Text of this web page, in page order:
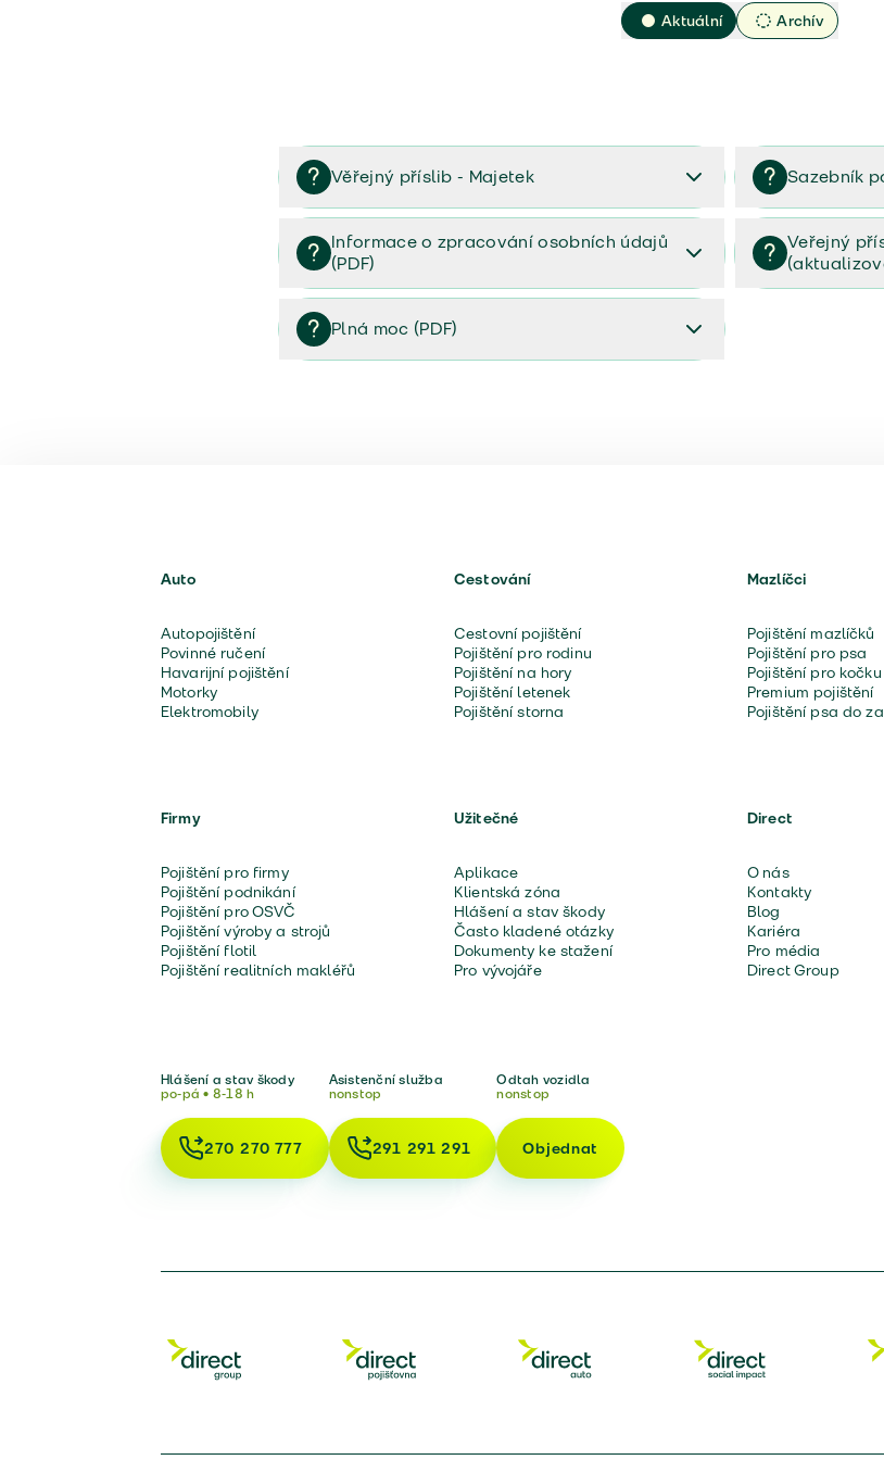
Aktuální Archív
Věřejný příslib - Majetek
Věřejný příslib majetek 2023
Sazebník
Sazebník
Informace o zpracování osobních údajů
(PDF)
Informace o zpracování osobních údajů (PDF)
Veřejný
Plná moc (PDF)
Auto
Autopojištění
Povinné ručení
Havarijní pojištění
Motorky
Elektromobily
Cestování
Cestovní pojištění
Pojištění pro rodinu
Pojištění na hory
Pojištění letenek
Pojištění storna
Mazlíčci
Pojištění mazlíčků
Pojištění pro psa
Pojištění pro kočku
Premium pojištění
Pojištění psa do
Firmy
Pojištění pro firmy
Pojištění podnikání
Pojištění pro OSVČ
Pojištění výroby a strojů
Pojištění flotil
Pojištění realitních makléřů
Užitečné
Aplikace
Klientská zóna
Hlášení a stav škody
Často kladené otázky
Dokumenty ke stažení
Pro vývojáře
Direct
O nás
Kontakty
Blog
Kariéra
Pro média
Direct Group
Hlášení a stav škody
po-pá • 8-18 h
270 270 777
Asistenční služba
nonstop
291 291 291
Odtah vozidla
nonstop
Objednat